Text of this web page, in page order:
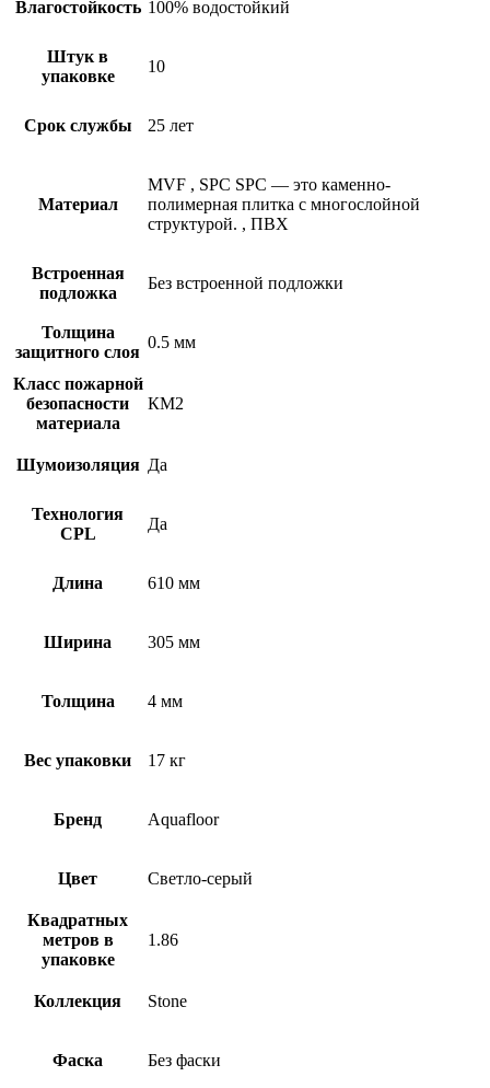
Влагостойкость 100% водостойкий
Штук в
упаковке
10
Срок службы 25 лет
Материал
MVF , SPC SPC — это каменно-
полимерная плитка с многослойной
структурой. , ПВХ
Встроенная
подложка
Без встроенной подложки
Толщина
защитного слоя
0.5 мм
Класс пожарной
безопасности
материала
КМ2
Шумоизоляция Да
Технология
CPL
Да
Длина 610 мм
Ширина 305 мм
Толщина 4 мм
Вес упаковки 17 кг
Бренд Aquafloor
Цвет Светло-серый
Квадратных
метров в
упаковке
1.86
Коллекция Stone
Фаска Без фаски